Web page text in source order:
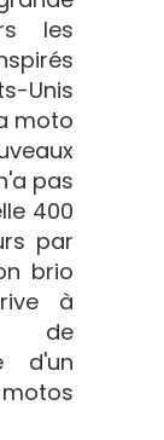
les
Unis
moto
pas
400
par
brio
à
de
d'un